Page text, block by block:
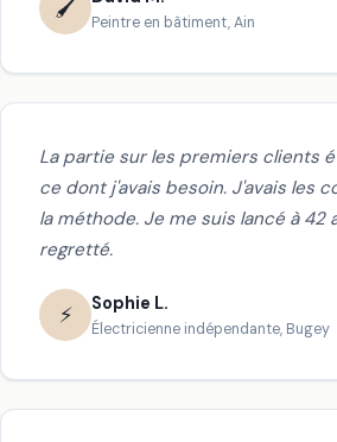
🖌️
Peintre en bâtiment, Ain
La partie sur les premiers clients
ce dont j'avais besoin. J'avais les
la méthode. Je me suis lancé à 42
regretté.
⚡ Sophie L.
Électricienne indépendante, Bugey